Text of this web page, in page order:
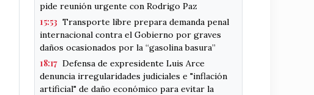
pide reunión urgente con Rodrigo Paz
15:53 Transporte libre prepara demanda penal
internacional contra el Gobierno por graves
daños ocasionados por la “gasolina basura”
18:17 Defensa de expresidente Luis Arce
denuncia irregularidades judiciales e "inflación
artificial" de daño económico para evitar la